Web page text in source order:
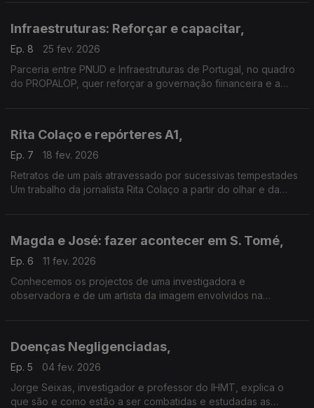
Infraestruturas: Reforçar e capacitar,
Ep. 8
25 fev. 2026
Parceria entre PNUD e Infraestruturas de Portugal, no quadro
do PROPALOP, quer reforçar a governação fiinanceira e a
Rita Colaço e repórteres A1,
Ep. 7
18 fev. 2026
Retratos de um país atravessado por sucessivas tempestades
Um trabalho da jornalista Rita Colaço a partir do olhar e da
Magda e José: fazer acontecer em S. Tomé,
Ep. 6
11 fev. 2026
Conhecemos os projectos de uma investigadora e
observadora e de um artista da imagem envolvidos na
Doenças Negligenciadas,
Ep. 5
04 fev. 2026
Jorge Seixas, investigador e professor do IHMT, explica o
que são e como estão a ser combatidas e estudadas as